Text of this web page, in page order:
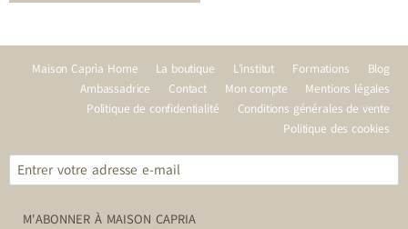
Maison Caprìa Home La boutique L’institut Formations
Blog
Ambassadrice
Contact Mon compte
Mentions légales
Politique de confidentialité
Conditions générales de vente
Politique des cookies
M'ABONNER À MAISON CAPRIA